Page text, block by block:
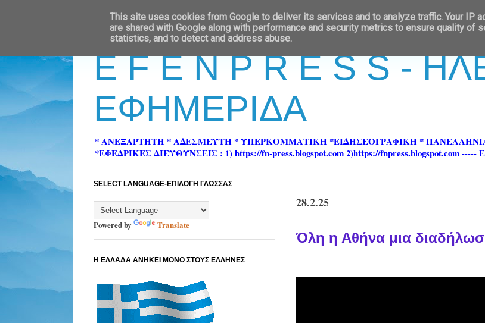
E F E N P R E S S -
ΕΦΗΜΕΡΙΔΑ
* ΑΝΕΞΑΡΤΗΤΗ * ΑΔΕΣΜΕΥΤΗ * ΥΠΕΡΚΟΜΜΑΤΙΚΗ *ΕΙΔΗΣΕΟΓΡΑΦΙΚΗ *
*ΕΦΕΔΡΙΚΕΣ ΔΙΕΥΘΥΝΣΕΙΣ : 1) https://fn-press.blogspot.com 2)https://fnpress.blogspot.com -----
28.2.25
Όλη η Αθήνα μια
SELECT LANGUAGE-ΕΠΙΛΟΓΗ ΓΛΩΣΣΑΣ
Powered by Translate
Η ΕΛΛΑΔΑ ΑΝΗΚΕΙ ΜΟΝΟ ΣΤΟΥΣ ΕΛΛΗΝΕΣ
This site uses cookies from Google to deliver its services and to analyze traffic. Your IP
are shared with Google along with performance and security metrics to ensure quality of
statistics, and to detect and address abuse.